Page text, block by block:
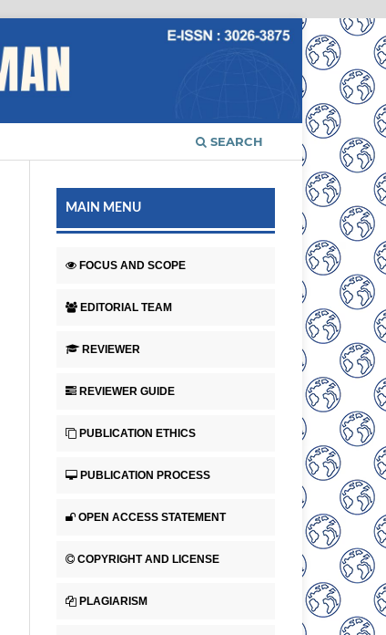
SEARCH
MAIN MENU
FOCUS AND SCOPE
EDITORIAL TEAM
REVIEWER
REVIEWER GUIDE
PUBLICATION ETHICS
PUBLICATION PROCESS
OPEN ACCESS STATEMENT
COPYRIGHT AND LICENSE
PLAGIARISM